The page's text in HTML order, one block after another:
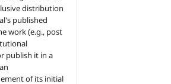
distribution
published
work (e.g., post
publish it in a
of its initial